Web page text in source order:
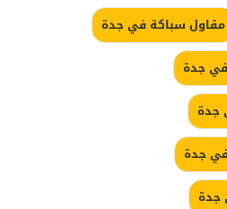
مقاول سباكة في جدة
في جدة
جدة
في جدة
جدة